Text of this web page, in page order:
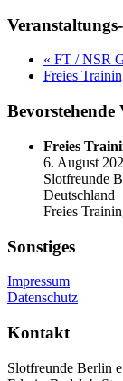
« FT / NSR
Freies
Bevorstehende
Freies
6. August
Slotfreunde
Deutschland
Freies
Sonstiges
Impressum
Datenschutz
Kontakt
Slotfreunde Berlin